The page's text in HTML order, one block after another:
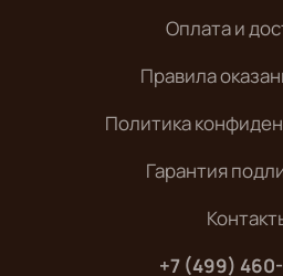
Оплата и
Правила
Политика
Гарантия
+7 (499)